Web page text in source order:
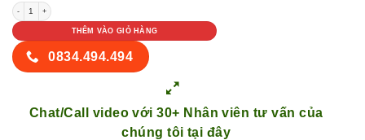
NỘI THẤT TỦ GỖ KỆ GỖ 15 số lượng
THÊM VÀO GIỎ HÀNG
0834.494.494
Chat/Call video với 30+ Nhân viên tư vấn của
chúng tôi tại đây